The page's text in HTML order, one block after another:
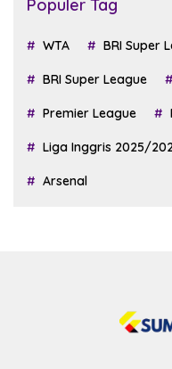
Populer Tag
WTA BRI Super
BRI Super League
Premier League
Liga Inggris 2025/
Arsenal